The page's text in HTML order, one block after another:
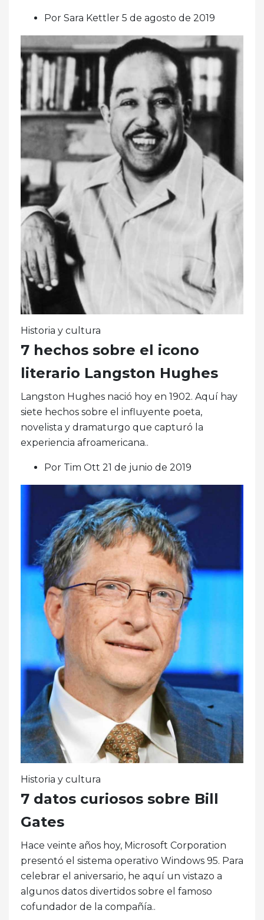
Por Sara Kettler 5 de agosto de 2019
Historia y cultura
7 hechos sobre el icono
literario Langston Hughes
Langston Hughes nació hoy en 1902. Aquí hay
siete hechos sobre el influyente poeta,
novelista y dramaturgo que capturó la
experiencia afroamericana..
Por Tim Ott 21 de junio de 2019
Historia y cultura
7 datos curiosos sobre Bill
Gates
Hace veinte años hoy, Microsoft Corporation
presentó el sistema operativo Windows 95. Para
celebrar el aniversario, he aquí un vistazo a
algunos datos divertidos sobre el famoso
cofundador de la compañía..